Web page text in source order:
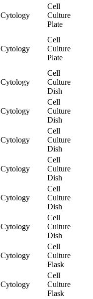
Cytology
Cell
Culture
Plate
Cytology
Cell
Culture
Plate
Cytology
Cell
Culture
Dish
Cytology
Cell
Culture
Dish
Cytology
Cell
Culture
Dish
Cytology
Cell
Culture
Dish
Cytology
Cell
Culture
Dish
Cytology
Cell
Culture
Dish
Cytology
Cell
Culture
Flask
Cytology
Cell
Culture
Flask